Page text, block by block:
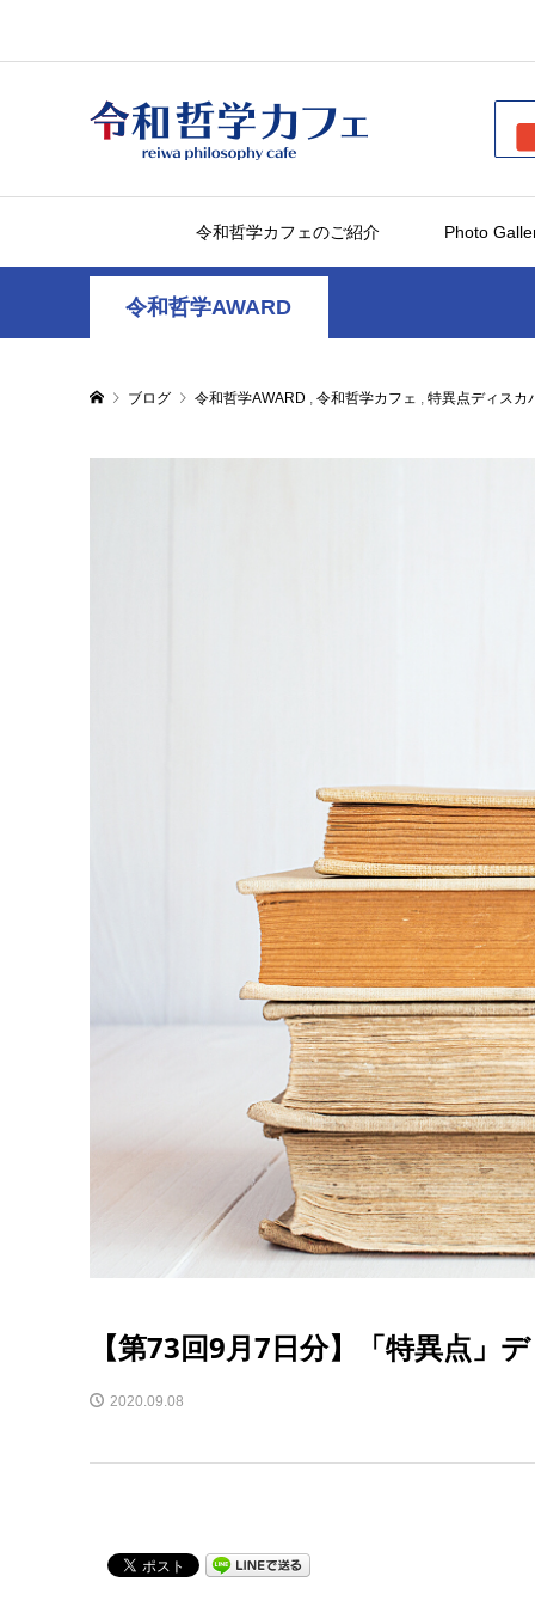
令和哲学カフェのご紹介 Photo
令和哲学AWARD
ブログ 令和哲学AWARD , 令和哲学カフェ , 特異点ディスカ
【第73回9月7日分】「特異点」
2020.09.08